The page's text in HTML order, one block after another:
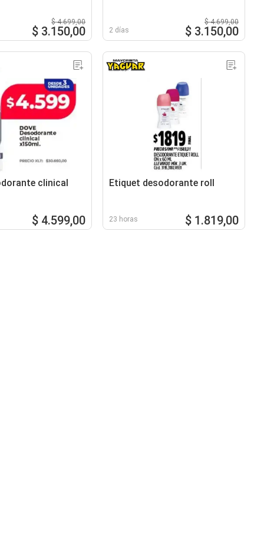
$ 4.699,00
$ 3.150,00 2 días
$ 4.699,00
$ 3.150,00
clinical
$ 4.599,00
Etiquet desodorante roll
23 horas $ 1.819,00